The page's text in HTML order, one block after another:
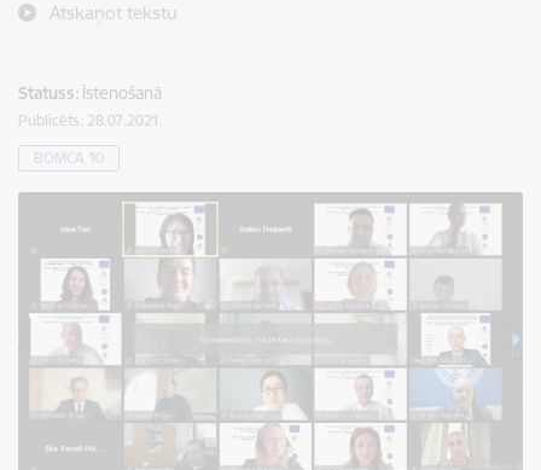
Atskaņot tekstu
Statuss:Īstenošanā
Publicēts: 28.07.2021.
BOMCA 10